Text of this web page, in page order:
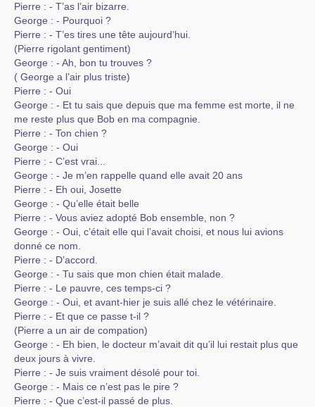
Pierre : - T’as l’air bizarre.
George : - Pourquoi ?
Pierre : - T’es tires une tête aujourd’hui.
(Pierre rigolant gentiment)
George : - Ah, bon tu trouves ?
( George a l’air plus triste)
Pierre : - Oui
George : - Et tu sais que depuis que ma femme est morte, il ne
me reste plus que Bob en ma compagnie.
Pierre : - Ton chien ?
George : - Oui
Pierre : - C’est vrai...
George : - Je m’en rappelle quand elle avait 20 ans
Pierre : - Eh oui, Josette
George : - Qu’elle était belle
Pierre : - Vous aviez adopté Bob ensemble, non ?
George : - Oui, c’était elle qui l’avait choisi, et nous lui avions
donné ce nom.
Pierre : - D’accord.
George : - Tu sais que mon chien était malade.
Pierre : - Le pauvre, ces temps-ci ?
George : - Oui, et avant-hier je suis allé chez le vétérinaire.
Pierre : - Et que ce passe t-il ?
(Pierre a un air de compation)
George : - Eh bien, le docteur m’avait dit qu’il lui restait plus que
deux jours à vivre.
Pierre : - Je suis vraiment désolé pour toi.
George : - Mais ce n’est pas le pire ?
Pierre : - Que c’est-il passé de plus.